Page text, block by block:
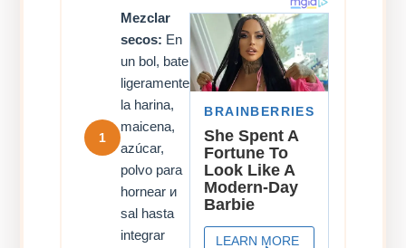
1
Mezclar
secos: En
un bol, bate
ligeramente
la harina,
maicena,
azúcar,
polvo para
hornear и
sal hasta
integrar